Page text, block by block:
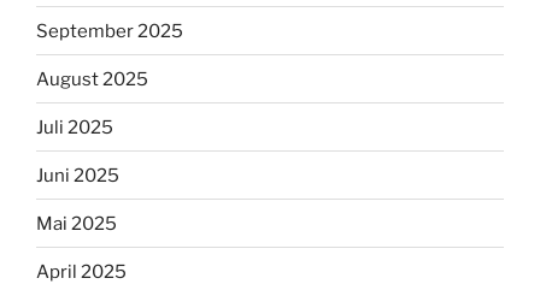
September 2025
August 2025
Juli 2025
Juni 2025
Mai 2025
April 2025